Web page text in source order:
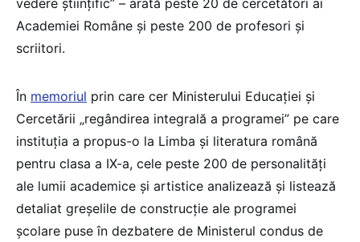
Academiei Române și peste 200 de profesori și
scriitori.
În memoriul prin care cer Ministerului Educației și
Cercetării „regândirea integrală a programei” pe care
instituția a propus-o la Limba și literatura română
pentru clasa a IX-a, cele peste 200 de personalități
ale lumii academice și artistice analizează și listează
detaliat greșelile de construcție ale programei
școlare puse în dezbatere de Ministerul condus de